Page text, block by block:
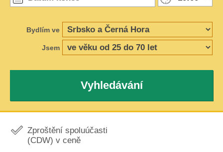
Bydlím ve
Jsem
Vyhledávání
Zproštění spoluúčasti
(CDW) v ceně